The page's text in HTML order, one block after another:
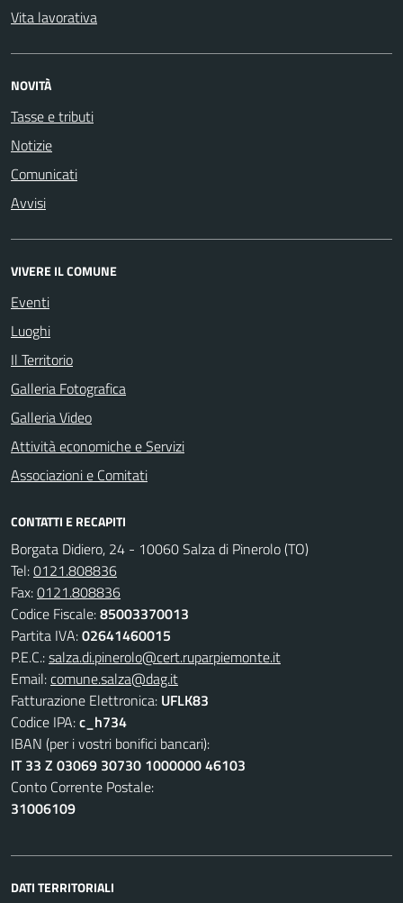
Vita lavorativa
NOVITÀ
Tasse e tributi
Notizie
Comunicati
Avvisi
VIVERE IL COMUNE
Eventi
Luoghi
Il Territorio
Galleria Fotografica
Galleria Video
Attività economiche e Servizi
Associazioni e Comitati
CONTATTI E RECAPITI
Borgata Didiero, 24 - 10060 Salza di Pinerolo (TO)
Tel:0121.808836
Fax:0121.808836
Codice Fiscale:85003370013
Partita IVA:02641460015
P.E.C.:salza.di.pinerolo@cert.ruparpiemonte.it
Email:comune.salza@dag.it
Fatturazione Elettronica: UFLK83
Codice IPA:c_h734
IBAN (per i vostri bonifici bancari):
IT 33 Z 03069 30730 1000000 46103
Conto Corrente Postale:
31006109
DATI TERRITORIALI